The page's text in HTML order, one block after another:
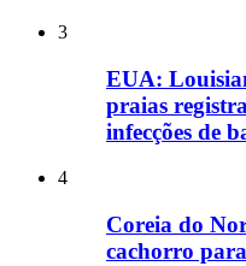
3
EUA:
praias
infecções de
4
Coreia do
cachorro